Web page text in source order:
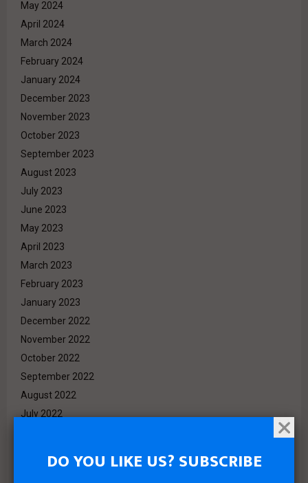
May 2024
April 2024
March 2024
February 2024
January 2024
December 2023
November 2023
October 2023
September 2023
August 2023
July 2023
June 2023
May 2023
April 2023
March 2023
February 2023
January 2023
December 2022
November 2022
October 2022
September 2022
August 2022
July 2022
April 2022DO YOU LIKE US? SUBSCRIBE